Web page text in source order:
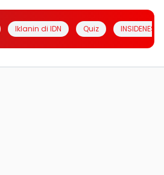
Iklanin di IDN Quiz INSIDENESIA